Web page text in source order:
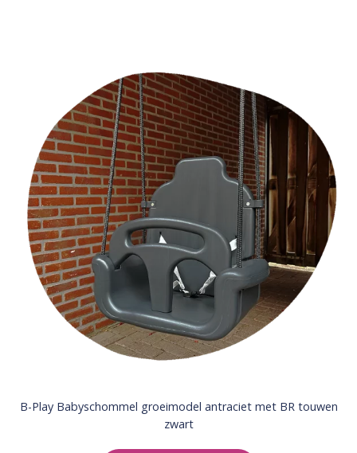
B-Play Babyschommel groeimodel antraciet met BR touwen
zwart